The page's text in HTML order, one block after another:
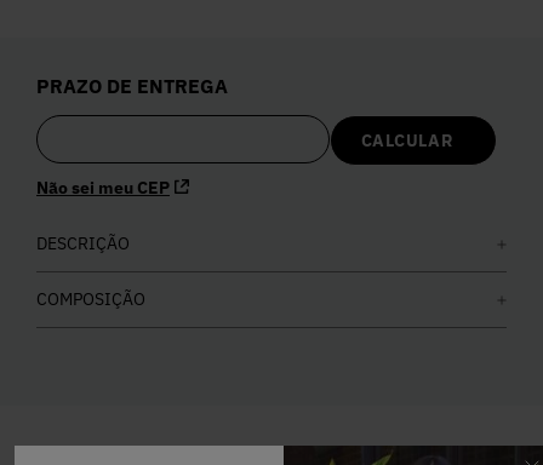
PRAZO DE ENTREGA
Não sei meu CEP
DESCRIÇÃO
COMPOSIÇÃO